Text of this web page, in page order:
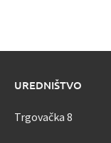
UREDNIŠTVO
Trgovačka 8